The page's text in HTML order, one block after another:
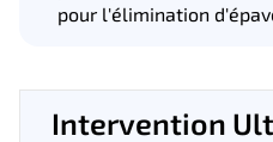
pour l'élimination
Intervention